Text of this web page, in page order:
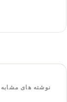
نوشته های مشابه